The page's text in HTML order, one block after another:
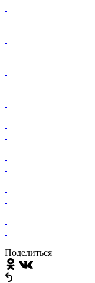
Поделиться